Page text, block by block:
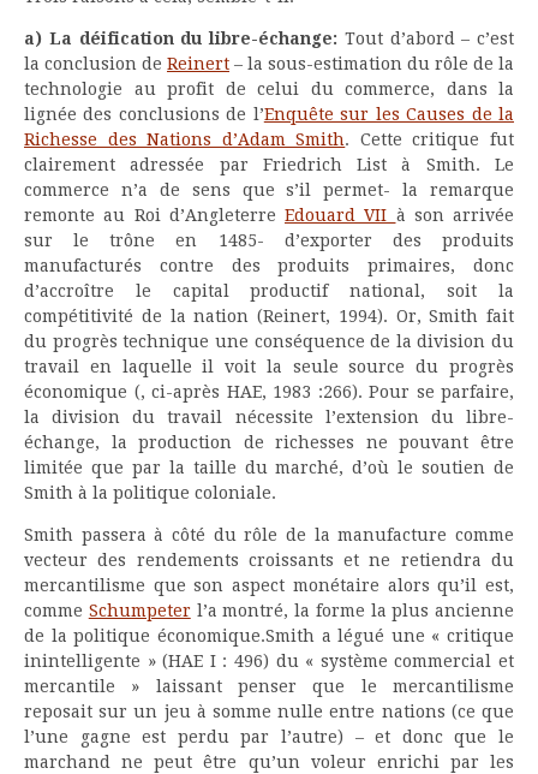
a) La déification du libre-échange: Tout d’abord – c’est
la conclusion de Reinert – la sous-estimation du rôle de la
technologie au profit de celui du commerce, dans la
lignée des conclusions de l’Enquête sur les Causes de la
Richesse des Nations d’Adam Smith. Cette critique fut
clairement adressée par Friedrich List à Smith. Le
commerce n’a de sens que s’il permet- la remarque
remonte au Roi d’Angleterre Edouard VII à son arrivée
sur le trône en 1485- d’exporter des produits
manufacturés contre des produits primaires, donc
d’accroître le capital productif national, soit la
compétitivité de la nation (Reinert, 1994). Or, Smith fait
du progrès technique une conséquence de la division du
travail en laquelle il voit la seule source du progrès
économique (, ci-après HAE, 1983 :266). Pour se parfaire,
la division du travail nécessite l’extension du libre-
échange, la production de richesses ne pouvant être
limitée que par la taille du marché, d’où le soutien de
Smith à la politique coloniale.
Smith passera à côté du rôle de la manufacture comme
vecteur des rendements croissants et ne retiendra du
mercantilisme que son aspect monétaire alors qu’il est,
comme Schumpeterl’a montré, la forme la plus ancienne
de la politique économique.Smith a légué une « critique
inintelligente » (HAE I : 496) du « système commercial et
mercantile » laissant penser que le mercantilisme
reposait sur un jeu à somme nulle entre nations (ce que
l’une gagne est perdu par l’autre) – et donc que le
marchand ne peut être qu’un voleur enrichi par les